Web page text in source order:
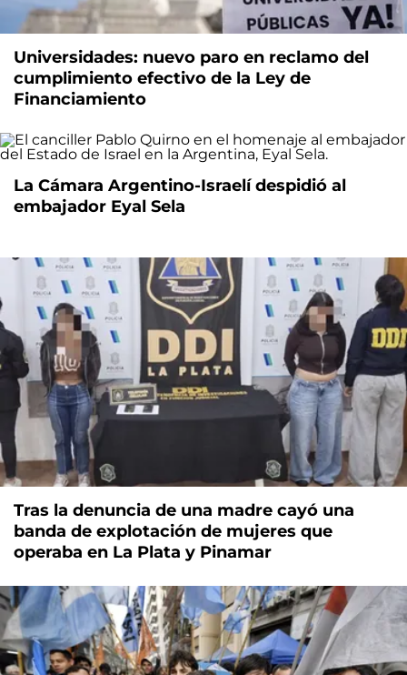
Universidades: nuevo paro en reclamo del
cumplimiento efectivo de la Ley de
Financiamiento
La Cámara Argentino-Israelí despidió al
embajador Eyal Sela
Tras la denuncia de una madre cayó una
banda de explotación de mujeres que
operaba en La Plata y Pinamar